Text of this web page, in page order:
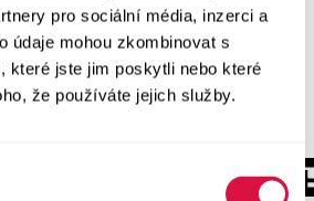
pro sociální média, inzerci a
údaje mohou zkombinovat s
které jste jim poskytli nebo které
že používáte jejich služby.